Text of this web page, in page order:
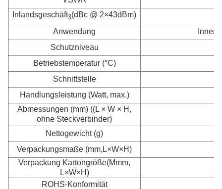
Inlandsgeschäft3(dBc @ 2×43dBm)
Anwendung
Schutzniveau
Betriebstemperatur (°C)
Schnittstelle
Handlungsleistung (Watt, max.)
Abmessungen (mm) ((L × W × H,
ohne Steckverbinder)
Nettogewicht (g)
Verpackungsmaße (mm,L×W×H)
Verpackung Kartongröße(Mmm,
L×W×H)
ROHS-Konformität